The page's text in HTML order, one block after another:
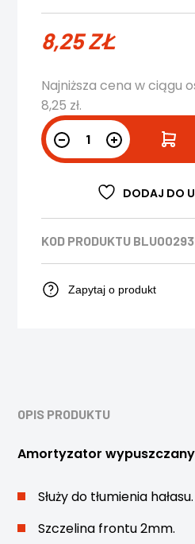
8,25ZŁ
Najniższa cena w ciągu
8,25 zł.
DODAJ DO
KOD PRODUKTU
Zapytaj o produkt
OPIS PRODUKTU
Amortyzator wypuszczany
Służy do tłumienia hałasu.
Szczelina frontu 2mm.